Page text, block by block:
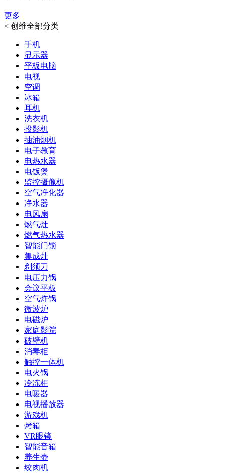
更多
< 创维全部分类
手机
显示器
平板电脑
电视
空调
冰箱
耳机
洗衣机
投影机
抽油烟机
电子教育
电热水器
电饭煲
监控摄像机
空气净化器
净水器
电风扇
燃气灶
燃气热水器
智能门锁
集成灶
剃须刀
电压力锅
会议平板
空气炸锅
微波炉
电磁炉
家庭影院
破壁机
消毒柜
触控一体机
电火锅
冷冻柜
电暖器
电视播放器
游戏机
烤箱
VR眼镜
智能音箱
养生壶
绞肉机